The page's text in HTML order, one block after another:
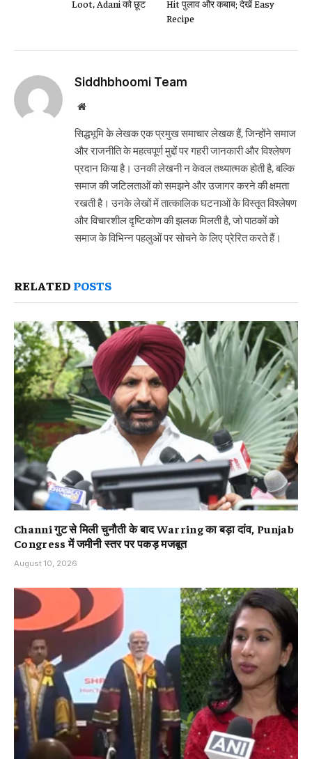
Loot, Adani को छूट
Hit पुलाव और कबाब; देखें Easy
Recipe
Siddhbhoomi Team
Website
सिद्धभूमि के लेखक एक प्रमुख समाचार लेखक हैं, जिन्होंने समाज
और राजनीति के महत्वपूर्ण मुद्दों पर गहरी जानकारी और विश्लेषण
प्रदान किया है। उनकी लेखनी न केवल तथ्यात्मक होती है, बल्कि
समाज की जटिलताओं को समझने और उजागर करने की क्षमता
रखती है। उनके लेखों में तात्कालिक घटनाओं के विस्तृत विश्लेषण
और विचारशील दृष्टिकोण की झलक मिलती है, जो पाठकों को
समाज के विभिन्न पहलुओं पर सोचने के लिए प्रेरित करते हैं।
RELATED POSTS
Channi गुट से मिली चुनौती के बाद Warring का बड़ा दांव, Punjab
Congress में जमीनी स्तर पर पकड़ मजबूत
August 10, 2026